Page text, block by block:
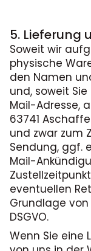
5. Lieferung
Soweit wir
physische
den Namen
und, soweit
Mail-Adresse,
63741
und zwar zum
Sendung, ggf.
Mail-
eventuellen
Grundlage von
DSGVO.
Wenn Sie eine